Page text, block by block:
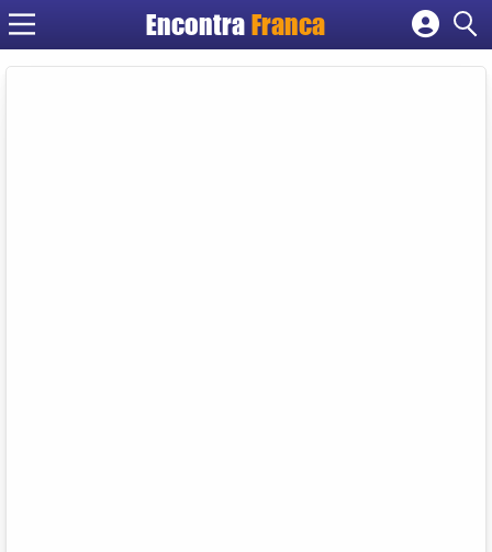
Encontra Franca
Cadastrar empresa